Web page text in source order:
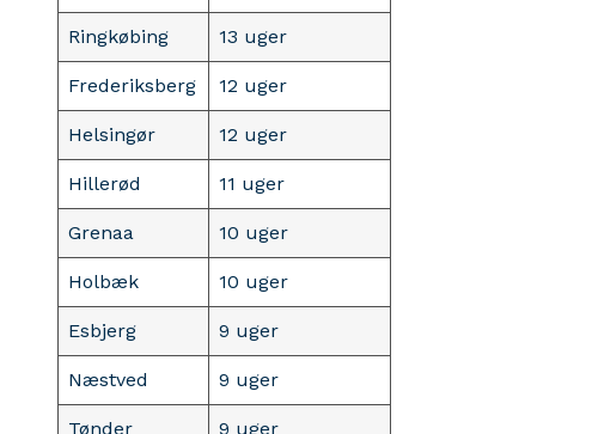
Ringkøbing 13 uger
Frederiksberg 12 uger
Helsingør 12 uger
Hillerød 11 uger
Grenaa 10 uger
Holbæk 10 uger
Esbjerg 9 uger
Næstved 9 uger
Tønder 9 uger